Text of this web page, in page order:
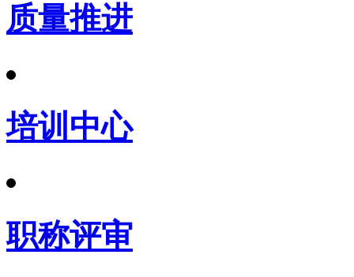
质量推进
培训中心
职称评审